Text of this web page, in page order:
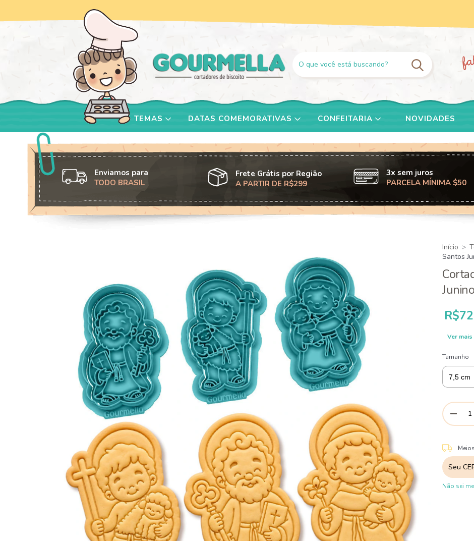
TEMAS DATAS COMEMORATIVAS CONFEITARIA NOVIDADES
Enviamos para
TODO BRASIL
Frete Grátis por Região
A PARTIR DE R$299
3x sem juros
PARCELA MÍNIMA $50
Início >
Santos
Ver
Tamanho
Entregas
Não sei